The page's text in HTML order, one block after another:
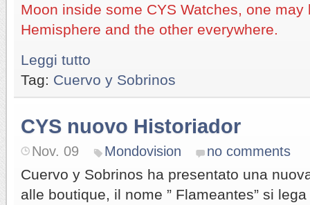
Moon inside some CYS Watches, one may
Hemisphere and the other everywhere.
Leggi tutto
Tag: Cuervo y Sobrinos
CYS nuovo Historiador
Nov. 09 Mondovision no comments
Cuervo y Sobrinos ha presentato una
alle boutique, il nome ” Flameantes” si